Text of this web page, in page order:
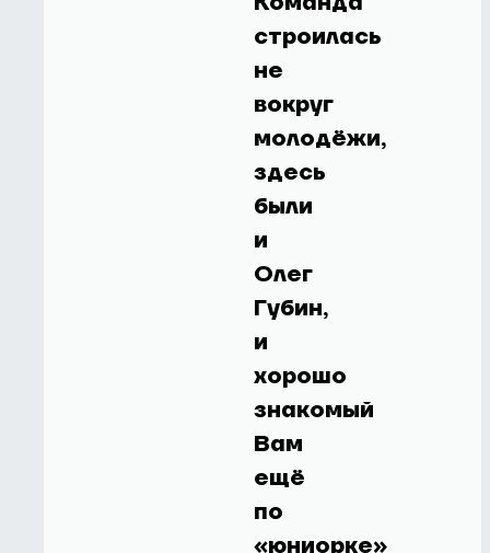
строилась
не
вокруг
молодёжи,
здесь
были
и
Олег
Губин,
и
хорошо
знакомый
Вам
ещё
по
«юниорке»